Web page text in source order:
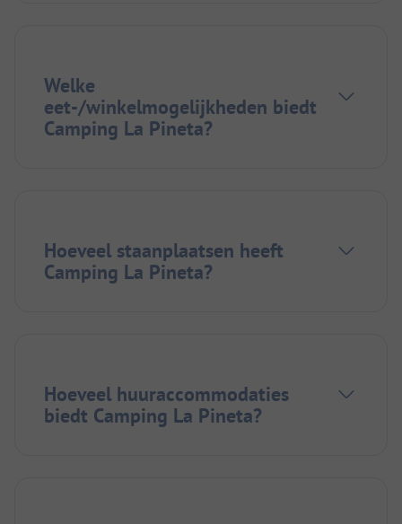
Welke
eet-/winkelmogelijkheden biedt
Camping La Pineta?
Hoeveel staanplaatsen heeft
Camping La Pineta?
Hoeveel huuraccommodaties
biedt Camping La Pineta?